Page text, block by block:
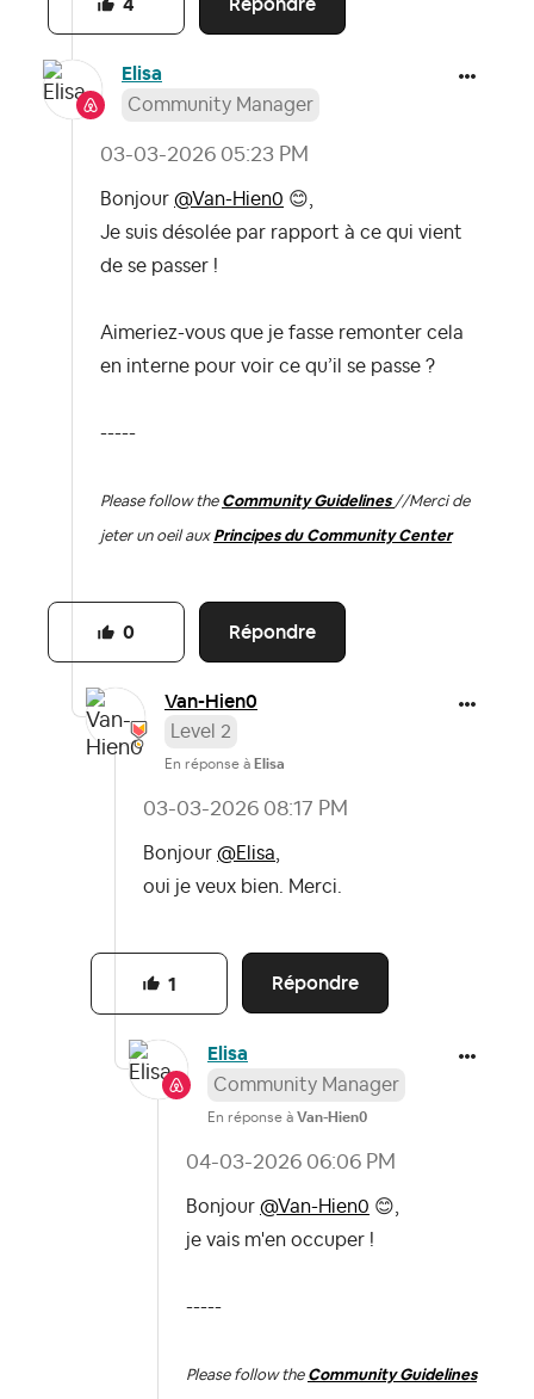
4
Elisa
Community Manager
‎03-03-2026 05:23 PM
Bonjour @Van-Hien0 😊
Je suis désolée par rapport à ce qui vient
de se passer !
Aimeriez-vous que je fasse remonter cela
en interne pour voir ce qu’il se passe ?
-----
Please follow the Community Guidelines //Merci de
jeter un oeil aux Principes du Community Center
Répondre
0
Van-Hien0
Level 2
En réponse à Elisa
‎03-03-2026 08:17 PM
Bonjour @Elisa,
oui je veux bien. Merci.
Répondre
1
Elisa
Community Manager
En réponse à Van-Hien0
‎04-03-2026 06:06 PM
Bonjour @Van-Hien0 😊
je vais m'en occuper !
-----
Please follow the Community Guidelines